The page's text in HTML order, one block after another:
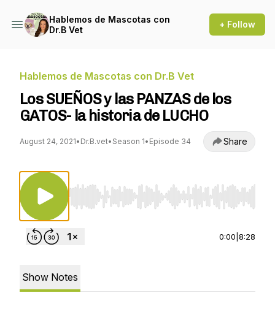
Hablemos de Mascotas con
Dr.B Vet
+ Follow
Hablemos de Mascotas con Dr.B Vet
Los SUEÑOS y las PANZAS de los
GATOS- la historia de LUCHO
August 24, 2021• Dr.B.vet• Season 1• Episode 34 Share
Use Left/Right to seek, Home/End to jump to
0:00 8:28
Show Notes